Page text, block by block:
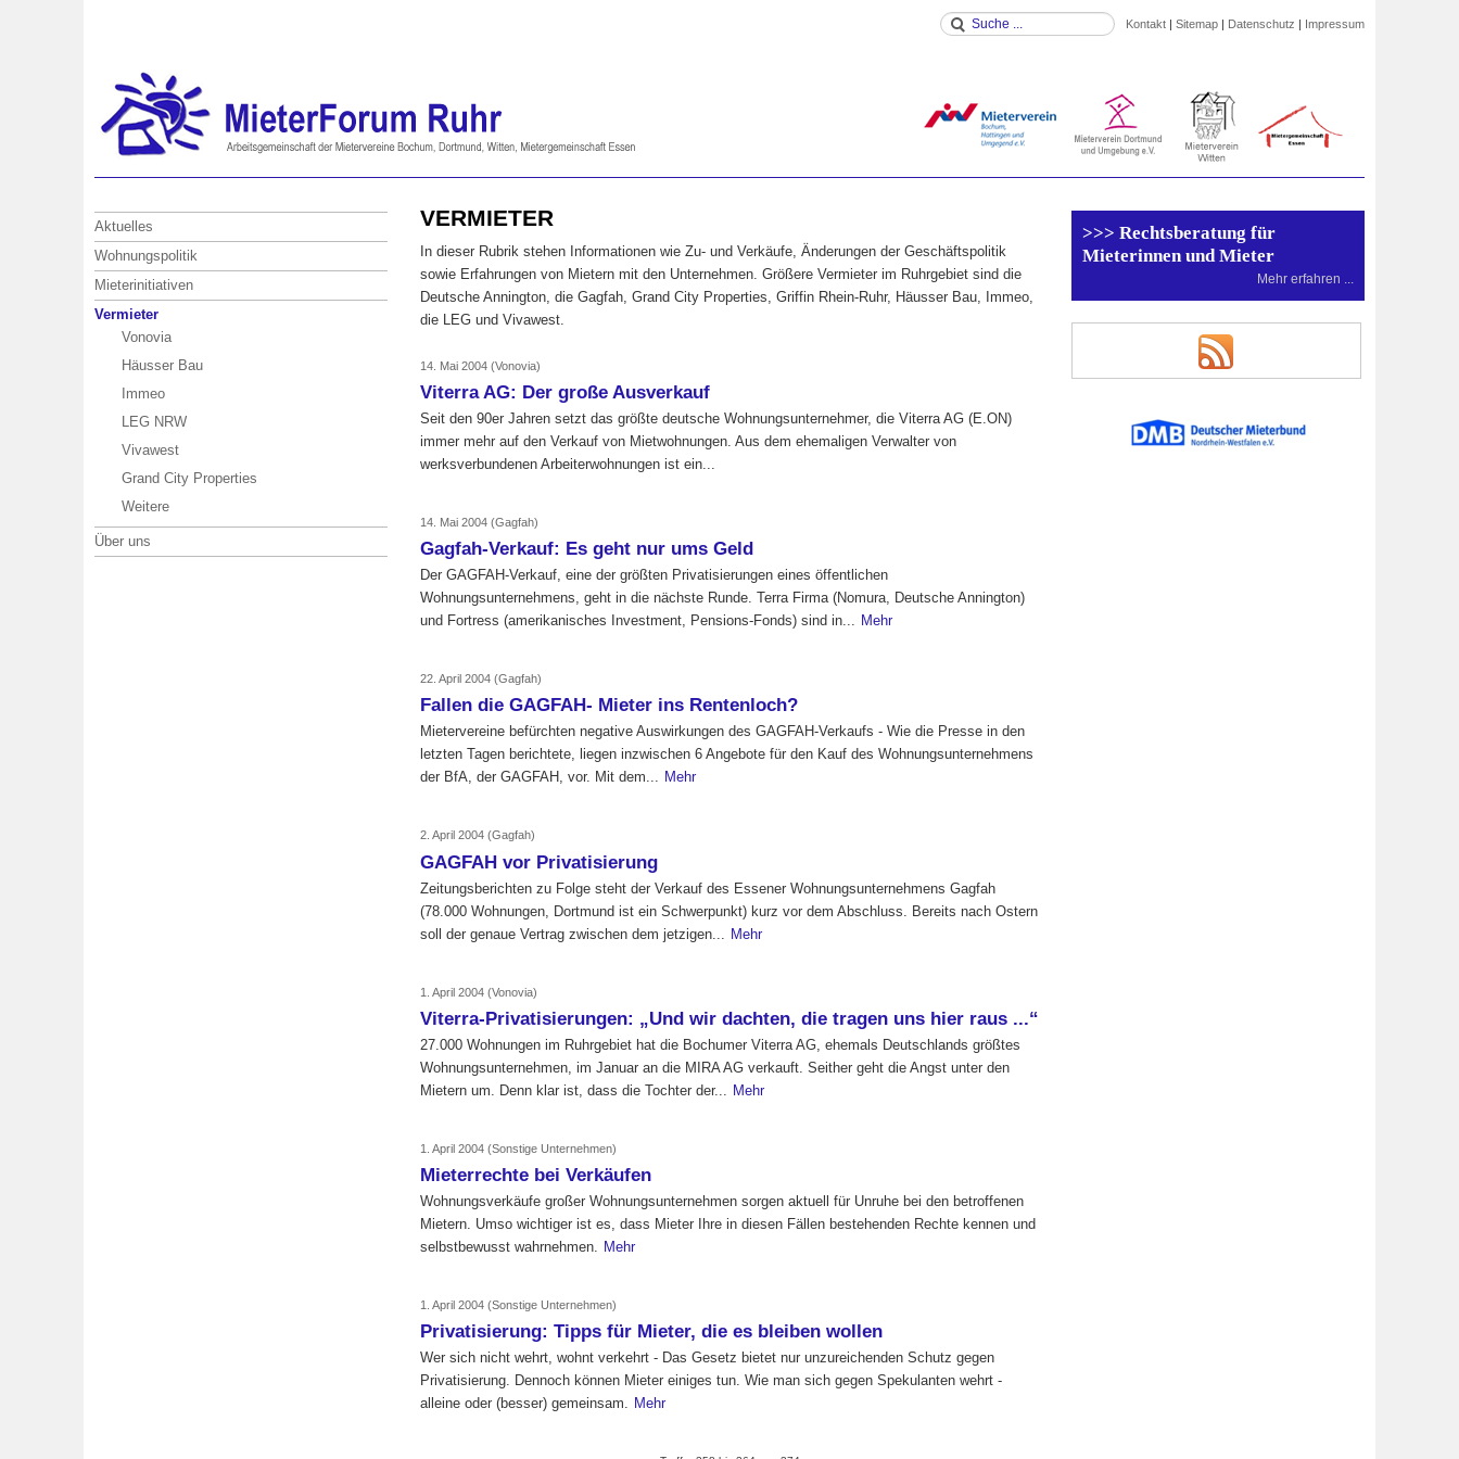
Kontakt | Sitemap | Datenschutz | Impressum
Aktuelles
Wohnungspolitik
Mieterinitiativen
Vermieter
Vonovia
Häusser Bau
Immeo
LEG NRW
Vivawest
Grand City Properties
Weitere
Über uns
VERMIETER
In dieser Rubrik stehen Informationen wie Zu- und Verkäufe, Änderungen der Geschäftspolitik
sowie Erfahrungen von Mietern mit den Unternehmen. Größere Vermieter im Ruhrgebiet sind die
Deutsche Annington, die Gagfah, Grand City Properties, Griffin Rhein-Ruhr, Häusser Bau, Immeo,
die LEG und Vivawest.
14. Mai 2004 (Vonovia)
Viterra AG: Der große Ausverkauf
Seit den 90er Jahren setzt das größte deutsche Wohnungsunternehmer, die Viterra AG (E.ON)
immer mehr auf den Verkauf von Mietwohnungen. Aus dem ehemaligen Verwalter von
werksverbundenen Arbeiterwohnungen ist ein...
14. Mai 2004 (Gagfah)
Gagfah-Verkauf: Es geht nur ums Geld
Der GAGFAH-Verkauf, eine der größten Privatisierungen eines öffentlichen
Wohnungsunternehmens, geht in die nächste Runde. Terra Firma (Nomura, Deutsche Annington)
und Fortress (amerikanisches Investment, Pensions-Fonds) sind in... Mehr
22. April 2004 (Gagfah)
Fallen die GAGFAH- Mieter ins Rentenloch?
Mietervereine befürchten negative Auswirkungen des GAGFAH-Verkaufs - Wie die Presse in den
letzten Tagen berichtete, liegen inzwischen 6 Angebote für den Kauf des Wohnungsunternehmens
der BfA, der GAGFAH, vor. Mit dem... Mehr
2. April 2004 (Gagfah)
GAGFAH vor Privatisierung
Zeitungsberichten zu Folge steht der Verkauf des Essener Wohnungsunternehmens Gagfah
(78.000 Wohnungen, Dortmund ist ein Schwerpunkt) kurz vor dem Abschluss. Bereits nach Ostern
soll der genaue Vertrag zwischen dem jetzigen...
Mehr
1. April 2004 (Vonovia)
Viterra-Privatisierungen: „Und wir dachten, die tragen uns hier raus ...“
27.000 Wohnungen im Ruhrgebiet hat die Bochumer Viterra AG, ehemals Deutschlands größtes
Wohnungsunternehmen, im Januar an die MIRA AG verkauft. Seither geht die Angst unter den
Mietern um. Denn klar ist, dass die Tochter der...
Mehr
1. April 2004 (Sonstige Unternehmen)
Mieterrechte bei Verkäufen
Wohnungsverkäufe großer Wohnungsunternehmen sorgen aktuell für Unruhe bei den betroffenen
Mietern. Umso wichtiger ist es, dass Mieter Ihre in diesen Fällen bestehenden Rechte kennen und
selbstbewusst wahrnehmen.
Mehr
1. April 2004 (Sonstige Unternehmen)
Privatisierung: Tipps für Mieter, die es bleiben wollen
Wer sich nicht wehrt, wohnt verkehrt - Das Gesetz bietet nur unzureichenden Schutz gegen
Privatisierung. Dennoch können Mieter einiges tun. Wie man sich gegen Spekulanten wehrt -
alleine oder (besser) gemeinsam.
Mehr
>>> Rechtsberatung für
Mieterinnen und Mieter
Mehr erfahren ...